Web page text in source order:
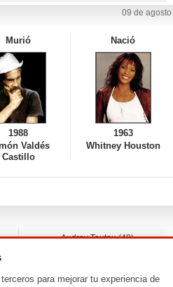
09 de agosto
Murió
1988
Valdés
Castillo
Nació
1963
Whitney Houston
Audrey Tautou (48)
The Edge (65)
para mejorar tu experiencia de